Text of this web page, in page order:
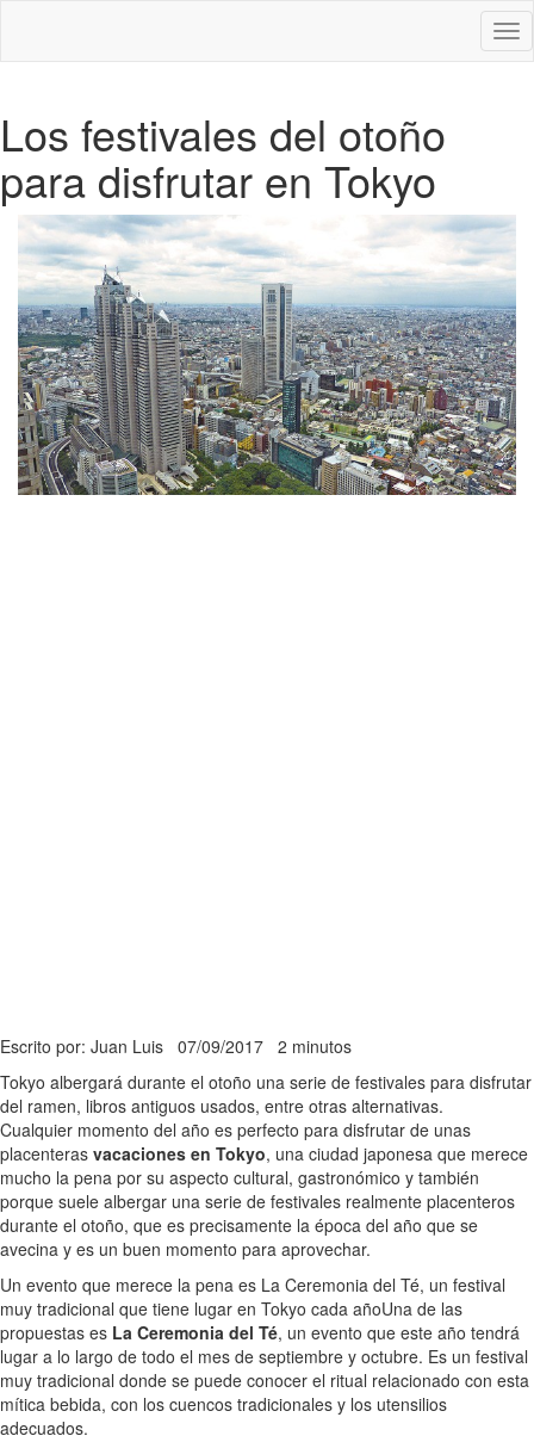
Los festivales del otoño
para disfrutar en Tokyo
Escrito por: Juan Luis 07/09/2017 2 minutos
Tokyo albergará durante el otoño una serie de festivales para disfrutar
del ramen, libros antiguos usados, entre otras alternativas.
Cualquier momento del año es perfecto para disfrutar de unas
placenteras vacaciones en Tokyo, una ciudad japonesa que merece
mucho la pena por su aspecto cultural, gastronómico y también
porque suele albergar una serie de festivales realmente placenteros
durante el otoño, que es precisamente la época del año que se
avecina y es un buen momento para aprovechar.
Un evento que merece la pena es La Ceremonia del Té, un festival
muy tradicional que tiene lugar en Tokyo cada añoUna de las
propuestas es La Ceremonia del Té, un evento que este año tendrá
lugar a lo largo de todo el mes de septiembre y octubre. Es un festival
muy tradicional donde se puede conocer el ritual relacionado con esta
mítica bebida, con los cuencos tradicionales y los utensilios
adecuados.